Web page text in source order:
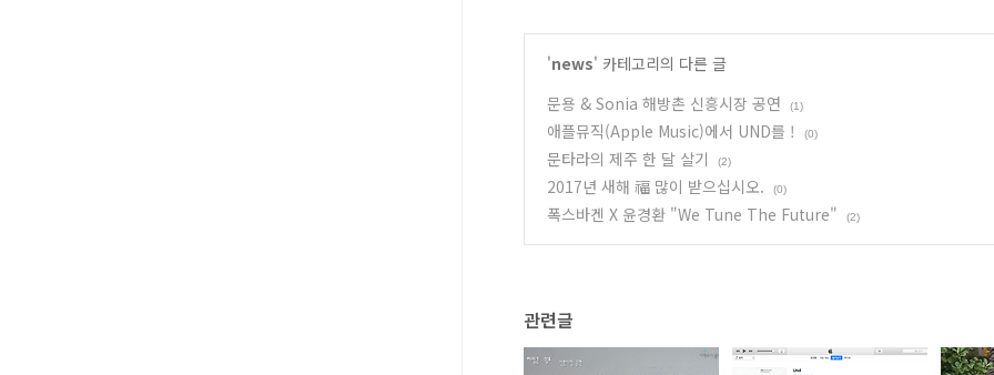
'news' 카테고리의 다른 글
문용 & Sonia 해방촌 신흥시장 공연
(1)
애플뮤직(Apple Music)에서 UND를 ! (0)
문타라의 제주 한 달 살기 (2)
2017년 새해 福 많이 받으십시오. (0)
폭스바겐 X 윤경환 "We Tune The Future" (2)
관련글